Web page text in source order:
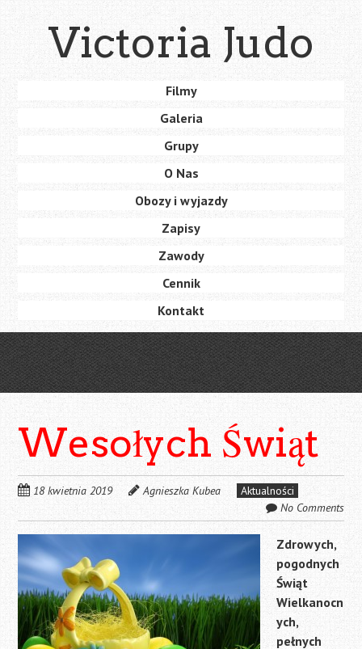
content
Victoria Judo
content
Filmy
Galeria
Grupy
O Nas
Obozy i wyjazdy
Zapisy
Zawody
Cennik
Kontakt
Wesołych Świąt
18 kwietnia 2019 Agnieszka Kubea
Aktualności
No Comments
Zdrowych,
pogodnych
Świąt
Wielkanocn
ych,
pełnych